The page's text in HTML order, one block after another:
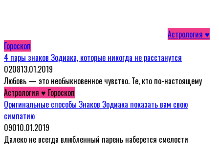
Астрология ♥
Гороскоп
4 пары знаков Зодиака, которые никогда не расстанутся
020813.01.2019
Любовь — это необыкновенное чувство. Те, кто по-настоящему
Астрология ♥ Гороскоп
Оригинальные способы Знаков Зодиака показать вам свою
симпатию
09010.01.2019
Далеко не всегда влюбленный парень наберется смелости